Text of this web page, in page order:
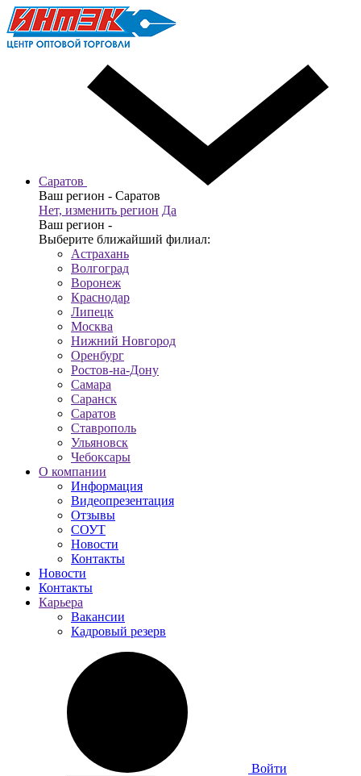
Саратов
Ваш регион - Саратов
Нет, изменить регион Да
Ваш регион -
Выберите ближайший филиал:
Астрахань
Волгоград
Воронеж
Краснодар
Липецк
Москва
Нижний Новгород
Оренбург
Ростов-на-Дону
Самара
Саранск
Саратов
Ставрополь
Ульяновск
Чебоксары
О компании
Информация
Видеопрезентация
Отзывы
СОУТ
Новости
Контакты
Новости
Контакты
Карьера
Вакансии
Кадровый резерв
Войти